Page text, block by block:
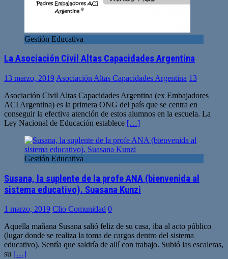
Gestión Educativa
La Asociación Civil Altas Capacidades Argentina
13 marzo, 2019 Asociación Altas Capacidades Argentina 13
Asociación Civil Altas Capacidades Argentina (ex Embajadores
ACI Argentina) es la primera ONG del país que se centra en
conseguir la efectiva atención de estos alumnos en la escuela. La
Ley Nacional de Educación establece […]
Gestión Educativa
Susana, la suplente de la profe ANA (bienvenida al
sistema educativo). Suasana Kunzi
1 marzo, 2019 Clio Comunidad 0
Aquella mañana Susana salió feliz de su casa, iba al acto público
(lugar donde se realiza la toma de cargos dentro del sistema
educativo). Sentía que saldría de allí con trabajo. Subió las escaleras,
su […]